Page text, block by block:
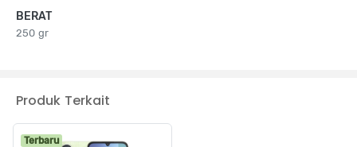
BERAT
250 gr
Produk Terkait
Terbaru